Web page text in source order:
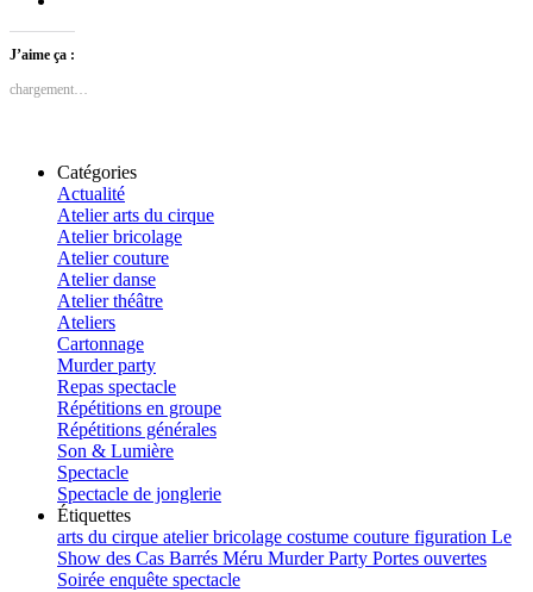
J’aime ça :
chargement…
Catégories
Actualité
Atelier arts du cirque
Atelier bricolage
Atelier couture
Atelier danse
Atelier théâtre
Ateliers
Cartonnage
Murder party
Repas spectacle
Répétitions en groupe
Répétitions générales
Son & Lumière
Spectacle
Spectacle de jonglerie
Étiquettes
arts du cirque atelierbricolage costume couture figuration Le
Show des Cas Barrés Méru Murder Party Portes ouvertes
Soirée enquête spectacle